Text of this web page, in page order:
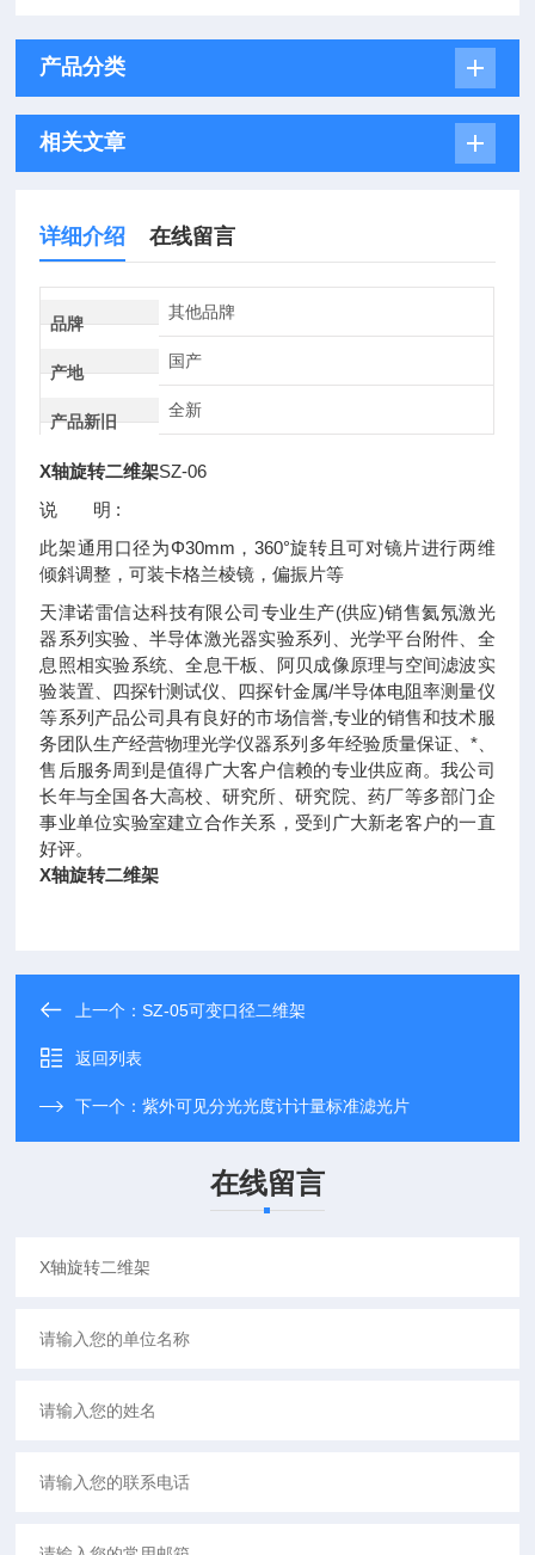
产品分类
相关文章
详细介绍 在线留言
品牌
其他品牌
产地
国产
产品新旧
全新
X轴旋转二维架SZ-06
说 明 :
此架通用口径为Φ30mm，360°旋转且可对镜片进行两维
倾斜调整，可装卡格兰棱镜，偏振片等
天津诺雷信达科技有限公司专业生产(供应)销售氦氖激光
器系列实验、半导体激光器实验系列、光学平台附件、全
息照相实验系统、全息干板、阿贝成像原理与空间滤波实
验装置、四探针测试仪、四探针金属/半导体电阻率测量仪
等系列产品公司具有良好的市场信誉,专业的销售和技术服
务团队生产经营物理光学仪器系列多年经验质量保证、*、
售后服务周到是值得广大客户信赖的专业供应商。我公司
长年与全国各大高校、研究所、研究院、药厂等多部门企
事业单位实验室建立合作关系，受到广大新老客户的一直
好评。
X轴旋转二维架
上一个：SZ-05可变口径二维架
返回列表
下一个：紫外可见分光光度计计量标准滤光片
在线留言